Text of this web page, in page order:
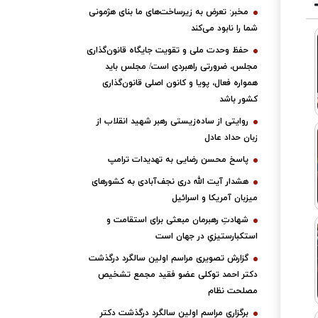
مخبر: تعرض به زیرساخت‌های ما بنای هژمونی
شما را نابود می‌کند
حفظ وحدت ملی و تقویت جایگاه قانون‌گذاری
مجلس، ضرورتی راهبردی است/ مجلس باید
همواره فعال، پویا و کانون اصلی قانون‌گذاری
کشور باشد
روایتی از ساده‌زیستی رهبر شهید انقلاب از
زبان حداد عادل
پاسخ محسن رضایی به تهدیدات ترامپ
هشدار آیت الله دری نجف‌آبادی به کشورهای
میزبان آمریکا و اسرائیل
شهادتِ رهبرمان مبعثی برای استقامت و
استکبارستیزیِ در جهان است
گزارش تصویری مراسم اولین سالگرد درگذشت
دکتر احمد توکلی عضو فقید مجمع تشخیص
مصلحت نظام
برگزاری مراسم اولین سالگرد درگذشت دکتر